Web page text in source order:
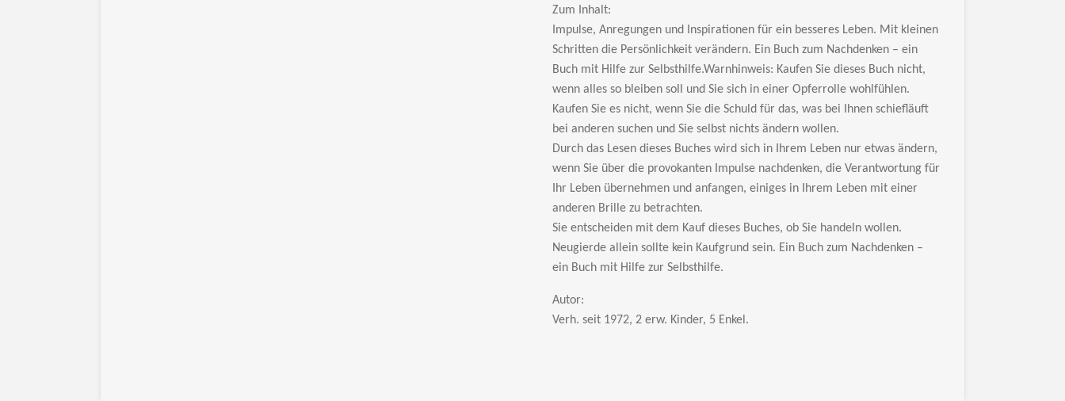
Zum Inhalt:
Impulse, Anregungen und Inspirationen für ein besseres Leben. Mit kleinen
Schritten die Persönlichkeit verändern. Ein Buch zum Nachdenken – ein
Buch mit Hilfe zur Selbsthilfe.Warnhinweis: Kaufen Sie dieses Buch nicht,
wenn alles so bleiben soll und Sie sich in einer Opferrolle wohlfühlen.
Kaufen Sie es nicht, wenn Sie die Schuld für das, was bei Ihnen schiefläuft
bei anderen suchen und Sie selbst nichts ändern wollen.
Durch das Lesen dieses Buches wird sich in Ihrem Leben nur etwas ändern,
wenn Sie über die provokanten Impulse nachdenken, die Verantwortung für
Ihr Leben übernehmen und anfangen, einiges in Ihrem Leben mit einer
anderen Brille zu betrachten.
Sie entscheiden mit dem Kauf dieses Buches, ob Sie handeln wollen.
Neugierde allein sollte kein Kaufgrund sein. Ein Buch zum Nachdenken –
ein Buch mit Hilfe zur Selbsthilfe.
Autor:
Verh. seit 1972, 2 erw. Kinder, 5 Enkel.